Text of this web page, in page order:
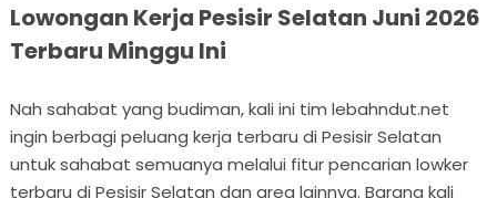
Lowongan Kerja Pesisir Selatan Juni 2026
Terbaru Minggu Ini
Nah sahabat yang budiman, kali ini tim lebahndut.net
ingin berbagi peluang kerja terbaru di Pesisir Selatan
untuk sahabat semuanya melalui fitur pencarian lowker
terbaru di Pesisir Selatan dan area lainnya. Barang kali